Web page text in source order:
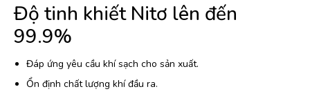
Độ tinh khiết Nitơ lên đến
99.9%
Đáp ứng yêu cầu khí sạch cho sản xuất.
Ổn định chất lượng khí đầu ra.